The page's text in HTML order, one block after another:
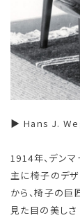
▶ Hans J.
1914年、デンマ
主に椅子のデザ
から、椅子の巨
見た目の美し